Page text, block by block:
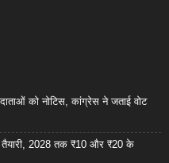
को नोटिस, कांग्रेस ने जताई वोट
2028 तक ₹10 और ₹20 के